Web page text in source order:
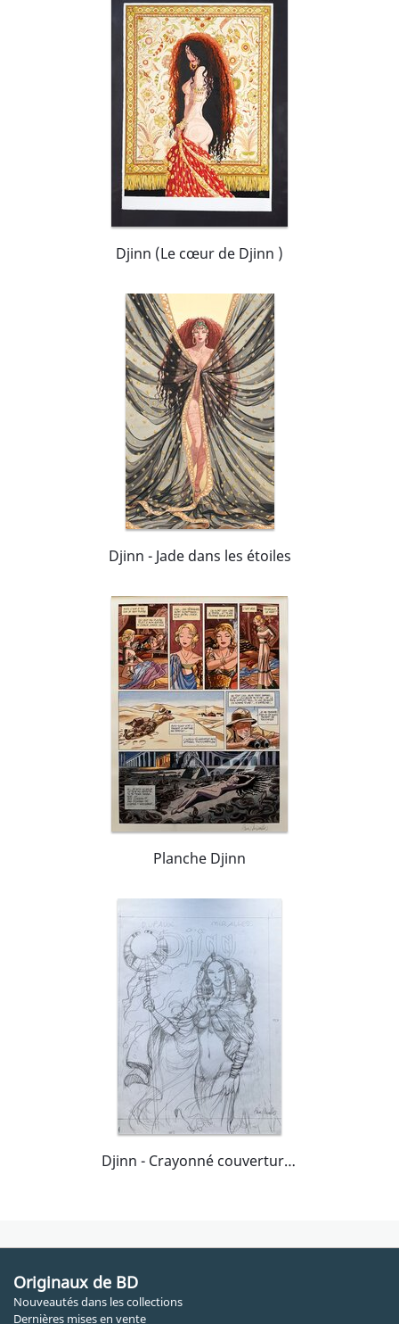
Djinn (Le cœur de Djinn )
Djinn - Jade dans les étoiles
Planche Djinn
Djinn - Crayonné couverture éd. ultra limitée T9
Originaux de BD
Nouveautés dans les collections
Dernières mises en vente